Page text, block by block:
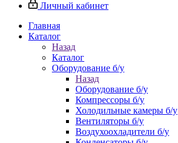
Личный кабинет
Главная
Каталог
Назад
Каталог
Оборудование б/у
Назад
Оборудование б/у
Компрессоры б/у
Холодильные камеры б/у
Вентиляторы б/у
Воздухоохладители б/у